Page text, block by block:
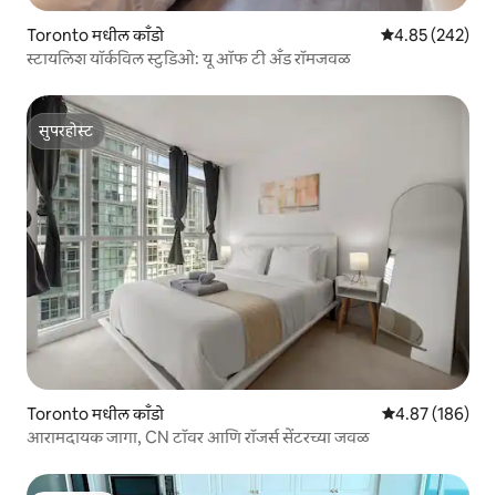
Toronto मधील काँडो 5 पैकी 4.85
4.85 (242)
स्टायलिश यॉर्कविल स्टुडिओ: यू ऑफ टी अँड रॉमजवळ
सुपरहोस्ट
सुपरहोस्ट
Toronto मधील काँडो 5 पैकी 4.87
4.87 (186)
आरामदायक जागा, CN टॉवर आणि रॉजर्स सेंटरच्या जवळ